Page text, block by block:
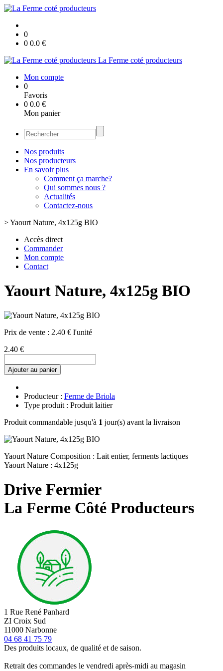
0
0 0.0 €
La Ferme coté producteurs
Mon compte
0
Favoris
0 0.0 €
Mon panier
Nos produits
Nos producteurs
En savoir plus
Comment ça marche?
Qui sommes nous ?
Actualités
Contactez-nous
>Yaourt Nature, 4x125g BIO
Accès direct
Commander
Mon compte
Contact
Yaourt Nature, 4x125g BIO
Prix de vente : 2.40 € l'unité
2.40 €
Ajouter au panier
Producteur : Ferme de Briola
Type produit : Produit laitier
Produit commandable jusqu'à 1 jour(s) avant la livraison
Yaourt Nature Composition : Lait entier, ferments lactiques
Yaourt Nature : 4x125g
Drive Fermier
La Ferme Côté Producteurs
1 Rue René Panhard
ZI Croix Sud
11000 Narbonne
04 68 41 75 79
Des produits locaux, de qualité et de saison.
Retrait des commandes le vendredi après-midi au magasin